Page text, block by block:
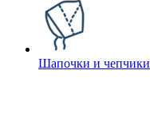
Шапочки и чепчики